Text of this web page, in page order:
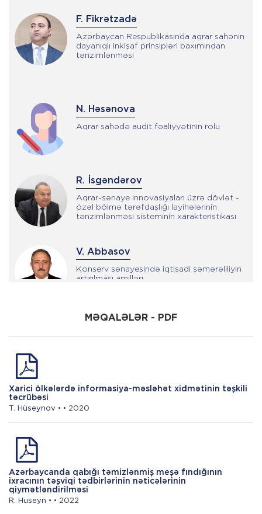
F. Fikrətzadə
Azərbaycan Respublikasında aqrar sahənin
dayanıqlı inkişaf prinsipləri baxımından
tənzimlənməsi
N. Həsənova
Aqrar sahədə audit fəaliyyətinin rolu
R. İsgəndərov
Aqrar-sənaye innovasiyaları üzrə dövlət -
özəl bölmə tərəfdaşlığı layihələrinin
tənzimlənməsi sisteminin xarakteristikası
V. Abbasov
Konserv sənayesində iqtisadi səmərəliliyin
artırılması amilləri
S. Quliyeva
Kənd təsərrüfatında nəzarət və auditin
MƏQALƏLƏR - PDF
Xarici ölkələrdə informasiya-məsləhət xidmətinin təşkili
təcrübəsi
T. Hüseynov • • 2020
Azərbaycanda qabığı təmizlənmiş meşə fındığının
ixracının təşviqi tədbirlərinin nəticələrinin
qiymətləndirilməsi
R. Huseyn • • 2022